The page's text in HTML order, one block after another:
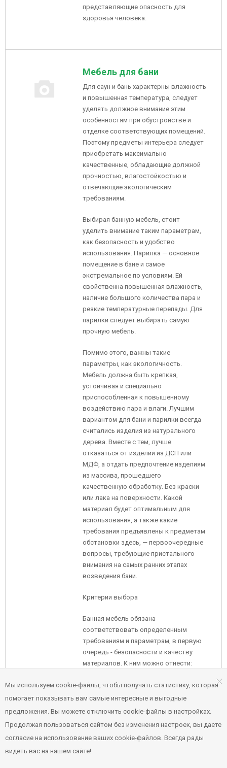
представляющие опасность для
здоровья человека.
Мебель для бани
Для саун и бань характерны влажность
и повышенная температура, следует
уделять должное внимание этим
особенностям при обустройстве и
отделке соответствующих помещений.
Поэтому предметы интерьера следует
приобретать максимально
качественные, обладающие должной
прочностью, влагостойкостью и
отвечающие экологическим
требованиям.
Выбирая банную мебель, стоит
уделить внимание таким параметрам,
как безопасность и удобство
использования. Парилка — основное
помещение в бане и самое
экстремальное по условиям. Ей
свойственна повышенная влажность,
наличие большого количества пара и
резкие температурные перепады. Для
парилки следует выбирать самую
прочную мебель.
Помимо этого, важны такие
параметры, как экологичность.
Мебель должна быть крепкая,
устойчивая и специально
приспособленная к повышенному
воздействию пара и влаги. Лучшим
вариантом для бани и парилки всегда
считались изделия из натурального
дерева. Вместе с тем, лучше
отказаться от изделий из ДСП или
МДФ, а отдать предпочтение изделиям
из массива, прошедшего
качественную обработку. Без краски
или лака на поверхности. Какой
материал будет оптимальным для
использования, а также какие
требования предъявлены к предметам
обстановки здесь, — первоочередные
вопросы, требующие пристального
внимания на самых ранних этапах
возведения бани.
Критерии выбора
Банная мебель обязана
соответствовать определенным
требованиям и параметрам, в первую
очередь - безопасности и качеству
материалов. К ним можно отнести:
влагостойкость;
устойчивость к появлению грибка и
плесени;
достаточная проветриваемость, в
особенности это касается шкафов
Мы используем cookie-файлы, чтобы получать статистику, которая
помогает показывать вам самые интересные и выгодные
предложения. Вы можете отключить cookie-файлы в настройках.
Продолжая пользоваться сайтом без изменения настроек, вы даете
согласие на использование ваших cookie-файлов. Всегда рады
видеть вас на нашем сайте!